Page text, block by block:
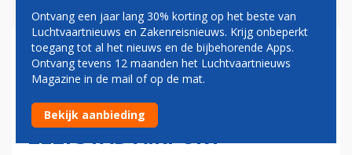
SCHIPHOL TEKENT
CONTRACTEN VOOR
TERMINAL EN AFHANDELING
LELYSTAD AIRPORT
Ontvang een jaar lang 30% korting op het beste van
Luchtvaartnieuws en Zakenreisnieuws. Krijg onbeperkt
toegang tot al het nieuws en de bijbehorende Apps.
Ontvang tevens 12 maanden het Luchtvaartnieuws
Magazine in de mail of op de mat.
Bekijk aanbieding